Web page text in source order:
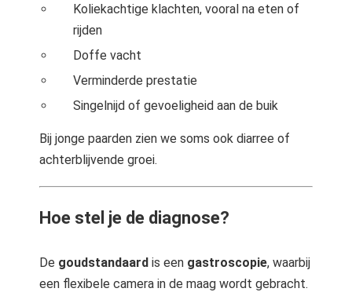
Koliekachtige klachten, vooral na eten of
rijden
Doffe vacht
Verminderde prestatie
Singelnijd of gevoeligheid aan de buik
Bij jonge paarden zien we soms ook diarree of
achterblijvende groei.
Hoe stel je de diagnose?
De goudstandaard is een gastroscopie, waarbij
een flexibele camera in de maag wordt gebracht.